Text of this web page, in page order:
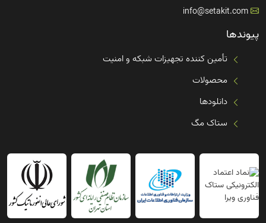
info@setakit.com
پیوندها
تأمین کننده تجهیزات شبکه و امنیت
محصولات
دانلودها
ستاک مگ